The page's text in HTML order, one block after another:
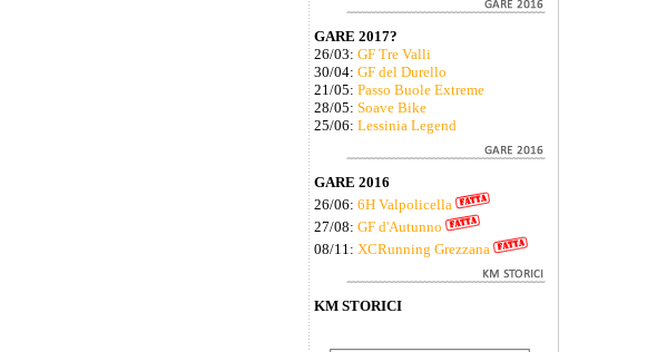
GARE 2017?
26/03: GF Tre Valli
30/04: GF del Durello
21/05: Passo Buole Extreme
28/05: Soave Bike
25/06: Lessinia Legend
GARE 2016
26/06: 6H Valpolicella
27/08: GF d'Autunno
08/11: XCRunning Grezzana
KM STORICI